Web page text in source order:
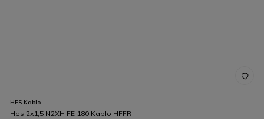
HES Kablo
Hes 2x1,5 N2XH FE 180 Kablo HFFR